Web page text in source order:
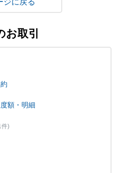
戻る
取引
額・明細
件)